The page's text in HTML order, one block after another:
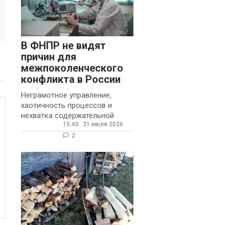
В ФНПР не видят
причин для
межпоколенческого
конфликта в России
Неграмотное управление,
хаотичность процессов и
нехватка содержательной
обратной связи от
руководителя являются
конфликтов и раздражения в
15:40
31 июля 2026
2